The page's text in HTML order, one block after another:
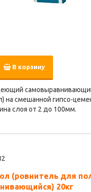
В корзину
на смешанной гипсо-
слоя от 2 до 100мм.
(ровнитель для
20кг